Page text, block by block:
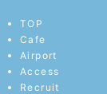
TOP
Cafe
Airport
Access
Recruit